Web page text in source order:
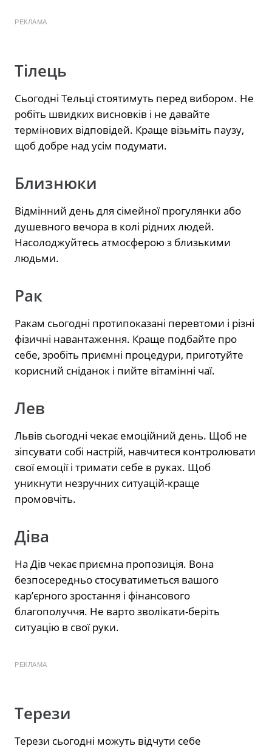
РЕКЛАМА
Тілець
Сьогодні Тельці стоятимуть перед вибором. Не
робіть швидких висновків і не давайте
термінових відповідей. Краще візьміть паузу,
щоб добре над усім подумати.
Близнюки
Відмінний день для сімейної прогулянки або
душевного вечора в колі рідних людей.
Насолоджуйтесь атмосферою з близькими
людьми.
Рак
Ракам сьогодні протипоказані перевтоми і різні
фізичні навантаження. Краще подбайте про
себе, зробіть приємні процедури, приготуйте
корисний сніданок і пийте вітамінні чаї.
Лев
Львів сьогодні чекає емоційний день. Щоб не
зіпсувати собі настрій, навчитеся контролювати
свої емоції і тримати себе в руках. Щоб
уникнути незручних ситуацій-краще
промовчіть.
Діва
На Дів чекає приємна пропозиція. Вона
безпосередньо стосуватиметься вашого
кар’єрного зростання і фінансового
благополуччя. Не варто зволікати-беріть
ситуацію в свої руки.
РЕКЛАМА
Терези
Терези сьогодні можуть відчути себе